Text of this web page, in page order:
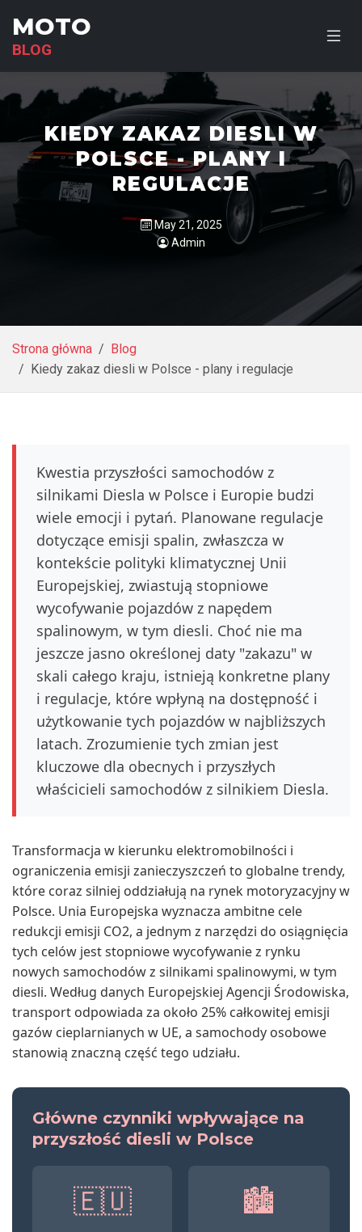
MOTO
BLOG
KIEDY ZAKAZ DIESLI W
POLSCE - PLANY I
REGULACJE
May 21, 2025
Admin
Strona główna
Blog
Kiedy zakaz diesli w Polsce - plany i regulacje
Kwestia przyszłości samochodów z
silnikami Diesla w Polsce i Europie budzi
wiele emocji i pytań. Planowane regulacje
dotyczące emisji spalin, zwłaszcza w
kontekście polityki klimatycznej Unii
Europejskiej, zwiastują stopniowe
wycofywanie pojazdów z napędem
spalinowym, w tym diesli. Choć nie ma
jeszcze jasno określonej daty "zakazu" w
skali całego kraju, istnieją konkretne plany
i regulacje, które wpłyną na dostępność i
użytkowanie tych pojazdów w najbliższych
latach. Zrozumienie tych zmian jest
kluczowe dla obecnych i przyszłych
właścicieli samochodów z silnikiem Diesla.
Transformacja w kierunku elektromobilności i
ograniczenia emisji zanieczyszczeń to globalne trendy,
które coraz silniej oddziałują na rynek motoryzacyjny w
Polsce. Unia Europejska wyznacza ambitne cele
redukcji emisji CO2, a jednym z narzędzi do osiągnięcia
tych celów jest stopniowe wycofywanie z rynku
nowych samochodów z silnikami spalinowymi, w tym
diesli. Według danych Europejskiej Agencji Środowiska,
transport odpowiada za około 25% całkowitej emisji
gazów cieplarnianych w UE, a samochody osobowe
stanowią znaczną część tego udziału.
Główne czynniki wpływające na
przyszłość diesli w Polsce
🇪🇺 🏙️